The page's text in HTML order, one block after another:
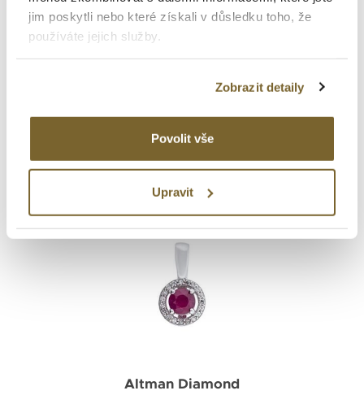
jim poskytli nebo které získali v důsledku toho, že
používáte jejich služby.
Zobrazit detaily
Povolit vše
Upravit
ZLATÝ PŘÍVĚSEK VE TVARU
SRDCE S DIAMANTEM
Altman Diamond
3 498 Kč
Altman Diamond